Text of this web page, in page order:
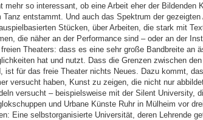
mehr so interessant, ob eine Arbeit eher der Bildenden
Tanz entstammt. Und auch das Spektrum der
Stücken, über Arbeiten, die stark mit
die näher an der Performance sind – oder an der
Theaters: dass es eine sehr große Bandbreite an
hat und nutzt. Dass die Grenzen zwischen
ist für das freie Theater nichts Neues. Dazu kommt,
versucht haben, Kunst zu zeigen, die nicht nur
versucht – beispielsweise mit der Silent University,
und Urbane Künste Ruhr in Mülheim vor
Eine selbstorganisierte Universität, deren Lehrende